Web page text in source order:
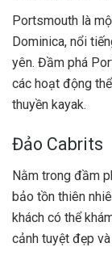
Portsmouth là
Dominica, nổi
yên. Đầm phá
các hoạt động
thuyền kayak.
Đảo Cabrits
Nằm trong đầm
bảo tồn thiên
khách có thể
cảnh tuyệt đẹp